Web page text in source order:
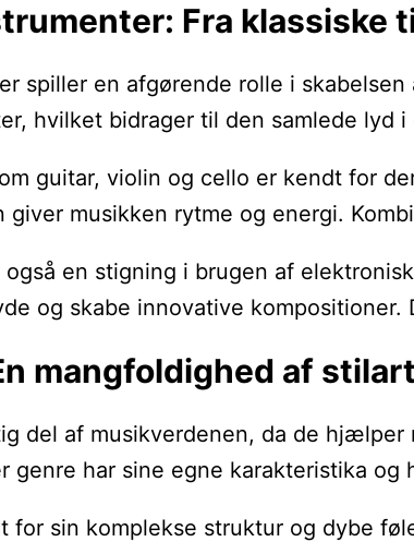
Fra klassiske
spiller en afgørende rolle i
hvilket bidrager til den samlede lyd i
guitar, violin og cello er kendt for
giver musikken rytme og energi.
også en stigning i brugen af
og skabe innovative
mangfoldighed af
del af musikverdenen, da de
genre har sine egne karakteristika og
for sin komplekse struktur og dybe